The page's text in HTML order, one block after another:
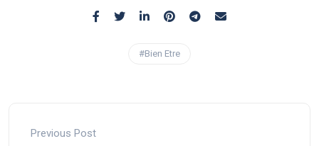
#Bien Etre
Previous Post